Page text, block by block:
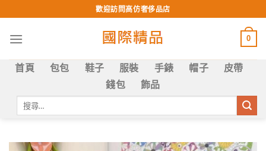
to
content
歡迎訪問高仿奢侈品店
0
首頁 包包 鞋子 服裝 手錶 帽子
皮帶
錢包
飾品
字: